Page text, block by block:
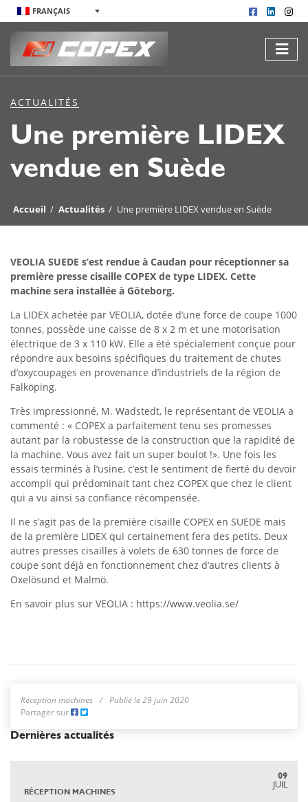
FRANÇAIS
ACTUALITÉS
Une première LIDEX
vendue en Suède
Accueil / Actualités / Une première LIDEX vendue en Suède
VEOLIA SUEDE s’est rendue à Caudan pour réceptionner sa
première presse cisaille COPEX de type LIDEX. Cette
machine sera installée à Göteborg.
La LIDEX achetée par VEOLIA, dotée d’une force de coupe 1000
tonnes, possède une caisse de 8 x 2 m et une motorisation
électrique de 3 x 110 kW. Elle a été spécialement conçue pour
répondre aux besoins spécifiques du traitement de chutes
d’oxycoupages en provenance d’industriels de la région de
Falköping.
Très impressionné, M. Wadstedt, le représentant de VEOLIA a
commenté : « COPEX a parfaitement tenu ses promesses
autant par la robustesse de la construction que la rapidité de
la machine. Vous avez fait un super boulot !». Une fois les
essais terminés à l’usine, c’est le sentiment de fierté du devoir
accompli qui prédominait tant chez COPEX que chez le client
qui a vu ainsi sa confiance récompensée.
Il ne s’agit pas de la première cisaille COPEX en SUEDE mais
de la première LIDEX qui certainement fera des petits. Deux
autres presses cisailles à volets de 630 tonnes de force de
coupe sont déjà en fonctionnement chez d’autres clients à
Oxelösund et Malmö.
En savoir plus sur VEOLIA : https://www.veolia.se/
Réception machines
Publié le 29 juin 2020
Partager sur
Dernières actualités
09
JUIL
RÉCEPTION MACHINES